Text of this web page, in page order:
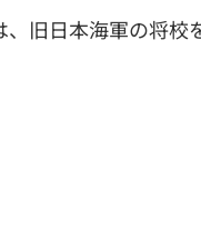
旧日本海軍の将校